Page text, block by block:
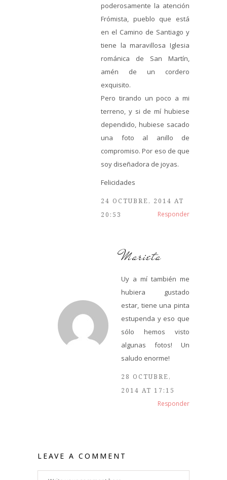
poderosamente la atención
Frómista, pueblo que está
en el Camino de Santiago y
tiene la maravillosa Iglesia
románica de San Martín,
amén de un cordero
exquisito.
Pero tirando un poco a mi
terreno, y si de mí hubiese
dependido, hubiese sacado
una foto al anillo de
compromiso. Por eso de que
soy diseñadora de joyas.
Felicidades
24 OCTUBRE, 2014 AT
20:53
Responder
Marieta
Uy a mí también me
hubiera gustado
estar, tiene una pinta
estupenda y eso que
sólo hemos visto
algunas fotos! Un
saludo enorme!
28 OCTUBRE,
2014 AT 17:15
Responder
LEAVE A COMMENT